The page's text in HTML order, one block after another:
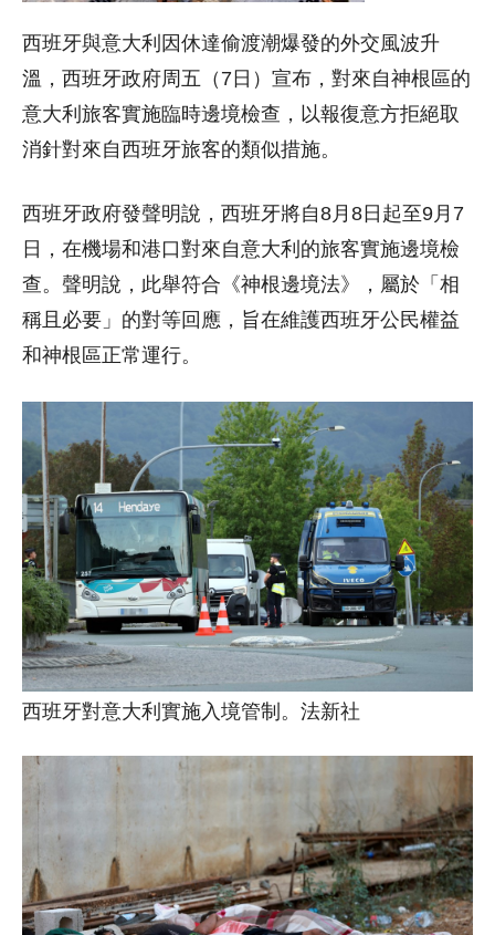
西班牙與意大利因休達偷渡潮爆發的外交風波升
溫，西班牙政府周五（7日）宣布，對來自神根區的
意大利旅客實施臨時邊境檢查，以報復意方拒絕取
消針對來自西班牙旅客的類似措施。
西班牙政府發聲明說，西班牙將自8月8日起至9月7
日，在機場和港口對來自意大利的旅客實施邊境檢
查。聲明說，此舉符合《神根邊境法》，屬於「相
稱且必要」的對等回應，旨在維護西班牙公民權益
和神根區正常運行。
西班牙對意大利實施入境管制。法新社